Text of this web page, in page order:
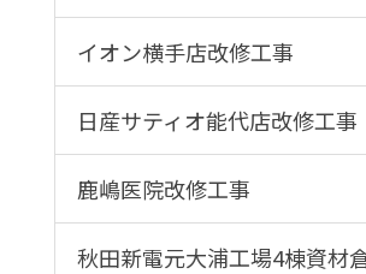
イオン横手店改修工事
日産サティオ能代店改修工事
鹿嶋医院改修工事
秋田新電元大浦工場4棟資材